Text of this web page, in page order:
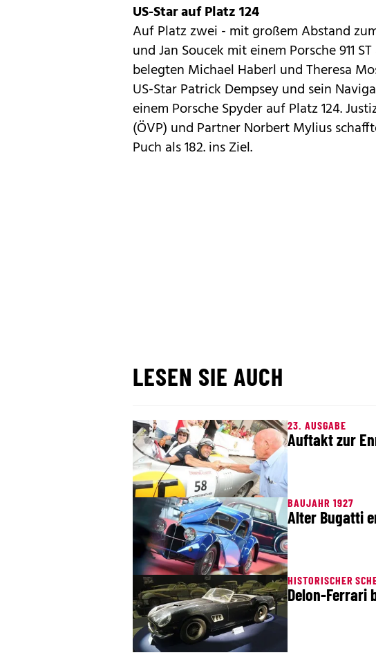
US-Star auf Platz 124
Auf Platz zwei - mit großem Abstand
und Jan Soucek mit einem Porsche 911
belegten Michael Haberl und Theresa
US-Star Patrick Dempsey und sein
einem Porsche Spyderauf Platz 124.
(ÖVP) und Partner Norbert Mylius
Puch als 182. ins Ziel.
LESEN SIE AUCH
23. AUSGABE
Auftakt zur
BAUJAHR 1927
Alter Bugatti
HISTORISCHER
Delon-Ferrari